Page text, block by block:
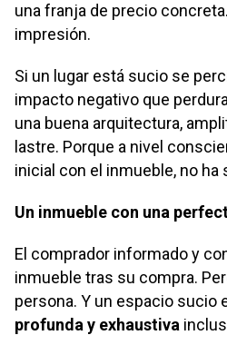
una franja de precio
impresión.
Si un lugar está sucio se
impacto negativo que
una buena arquitectura,
lastre. Porque a nivel
inicial con el inmueble, no ha
Un inmueble con una
El comprador informado y
inmueble tras su compra.
persona. Y un espacio sucio
profunda y exhaustiva